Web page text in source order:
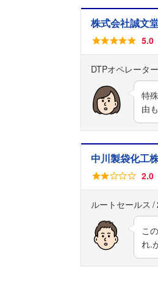
株式会社誠文
5.0
DTPオペレーター
特
由
中川製袋化工
2.0
ルートセールス
こ
れ.